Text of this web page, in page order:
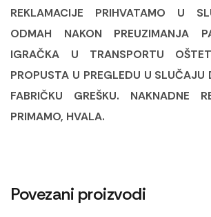
REKLAMACIJE PRIHVATAMO U
ODMAH NAKON PREUZIMANJA
IGRAČKA U TRANSPORTU
PROPUSTA U PREGLEDU U
FABRIČKU GREŠKU. NAKNADNE
PRIMAMO, HVALA.
Povezani proizvodi